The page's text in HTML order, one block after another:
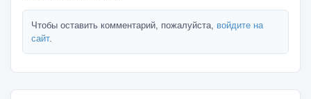
Чтобы оставить комментарий, пожалуйста, войдите на
сайт.